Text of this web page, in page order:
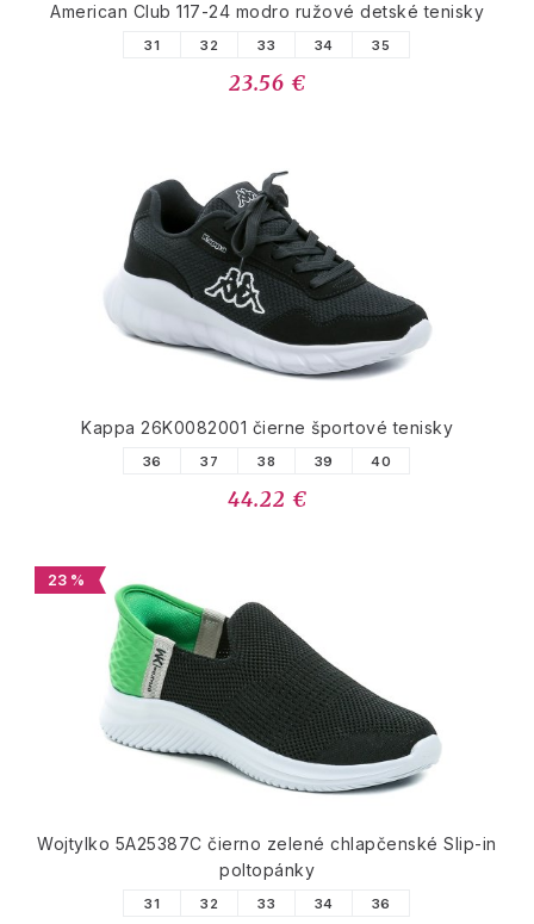
American Club 117-24 modro ružové detské tenisky
31 32 33 34 35
23.56 €
Kappa 26K0082001 čierne športové tenisky
36 37 38 39 40
44.22 €
23 %
Wojtylko 5A25387C čierno zelené chlapčenské Slip-in
poltopánky
31 32 33 34 36